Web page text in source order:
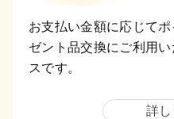
お支払い金額に応じて
ゼント品交換にご利用
スです。
詳し